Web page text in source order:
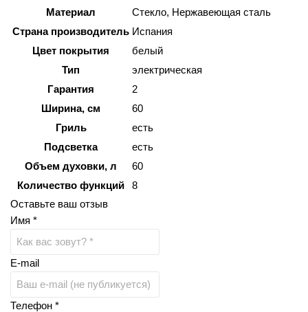
Материал
Стекло, Нержавеющая сталь
Страна производитель Испания
Цвет покрытия
белый
Тип
электрическая
Гарантия
2
Ширина, см
60
Гриль
есть
Подсветка
есть
Объем духовки, л
60
Количество функций
8
Оставьте ваш отзыв
Имя *
E-mail
Телефон *